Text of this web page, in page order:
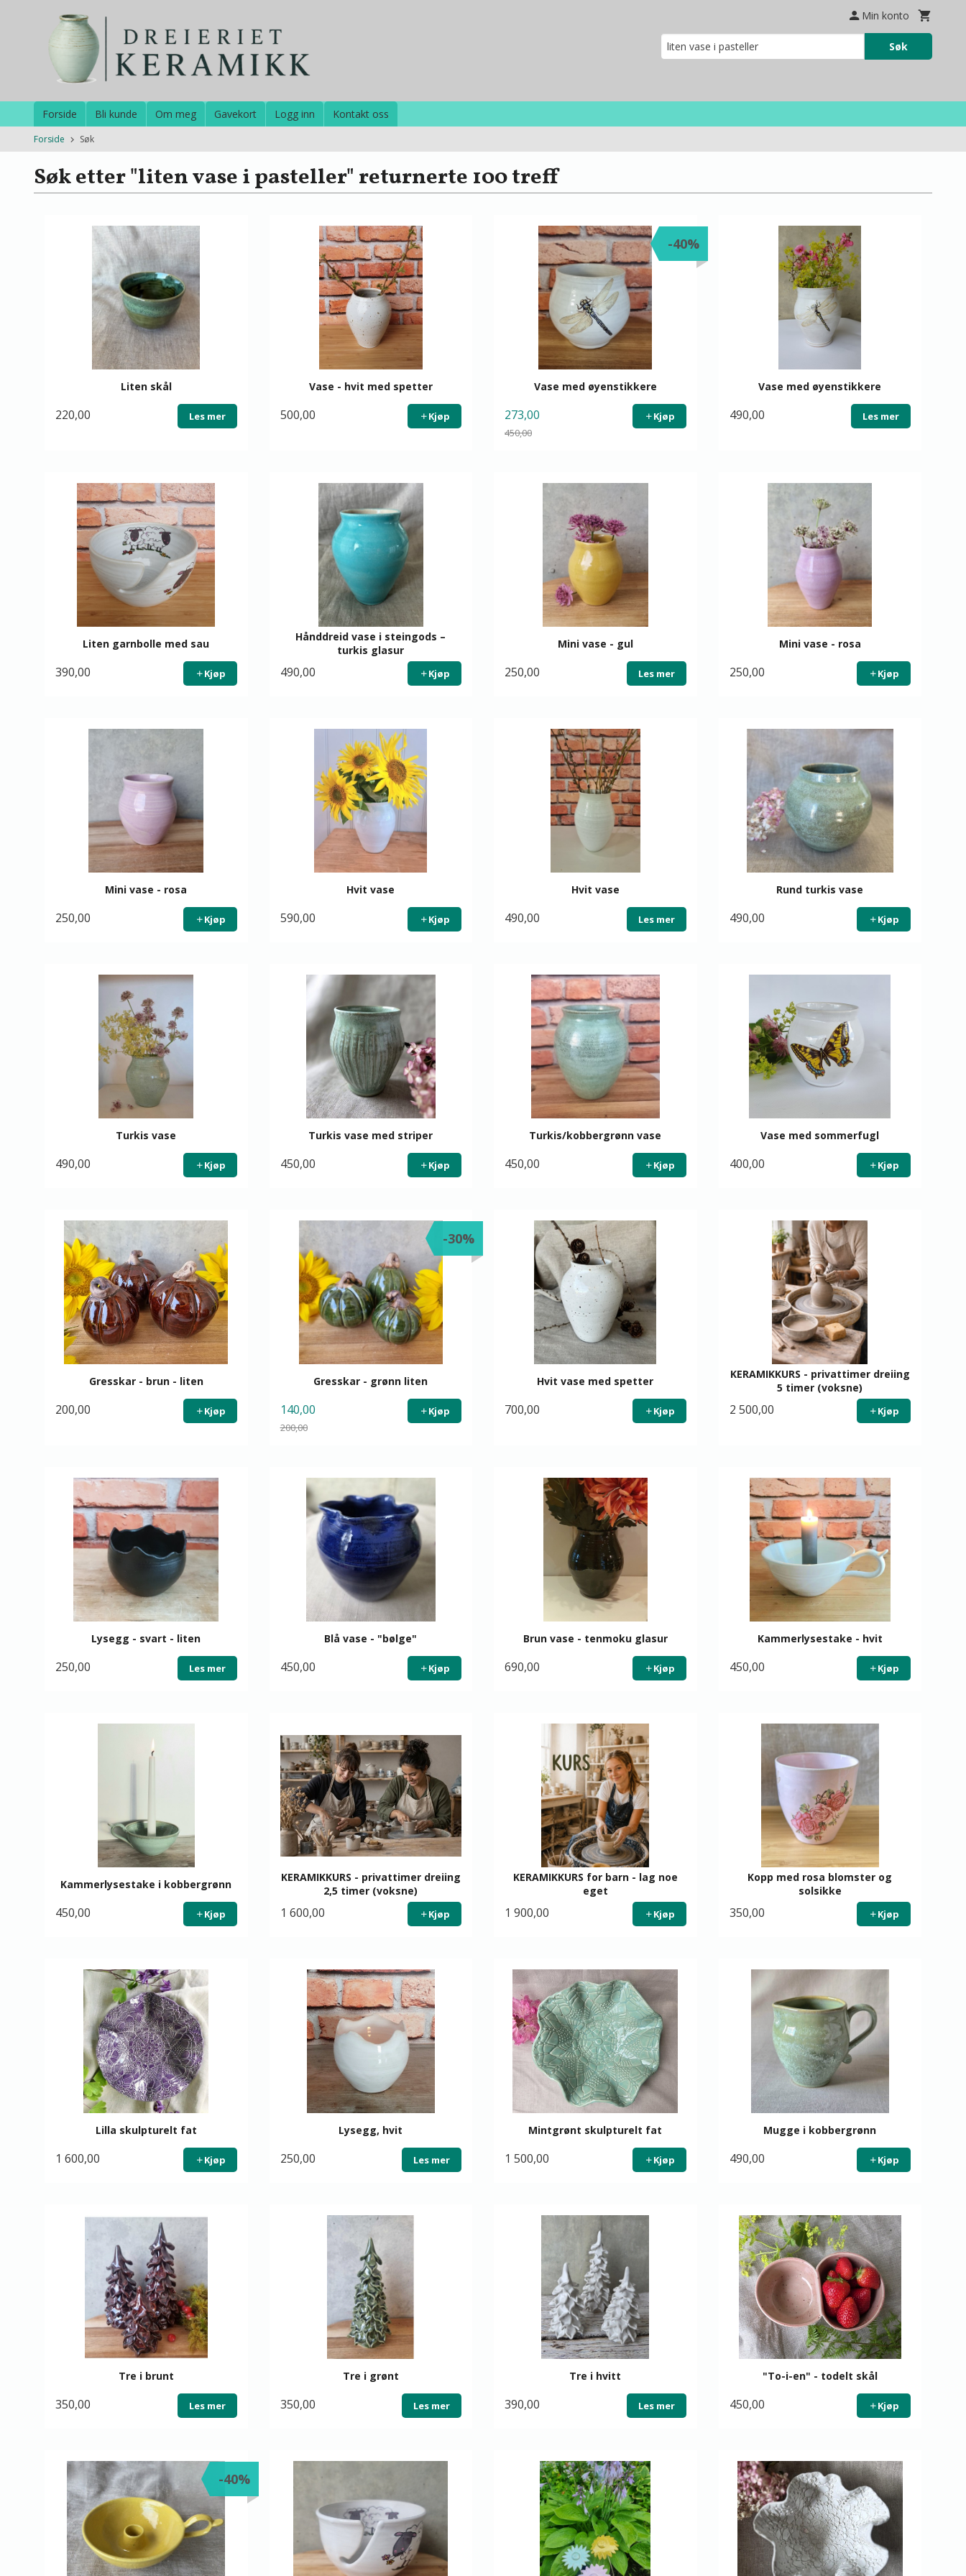
innholdet
Min konto
Søk
Forside Bli kunde Om meg Gavekort Logg inn Kontakt oss
Forside Søk
Søk etter "liten vase i pasteller" returnerte 100 treff
Liten skål
220,00 Les mer
Vase - hvit med spetter
500,00 Kjøp
Vase med øyenstikkere
273,00
450,00
-40%
Kjøp
Vase med øyenstikkere
490,00 Les mer
Liten garnbolle med sau
390,00 Kjøp
Hånddreid vase i steingods –
turkis glasur
490,00 Kjøp
Mini vase - gul
250,00 Les mer
Mini vase - rosa
250,00 Kjøp
Mini vase - rosa
250,00 Kjøp
Hvit vase
590,00 Kjøp
Hvit vase
490,00 Les mer
Rund turkis vase
490,00 Kjøp
Turkis vase
490,00 Kjøp
Turkis vase med striper
450,00 Kjøp
Turkis/kobbergrønn vase
450,00 Kjøp
Vase med sommerfugl
400,00 Kjøp
Gresskar - brun - liten
200,00 Kjøp
Gresskar - grønn liten
140,00
200,00
-30%
Kjøp
Hvit vase med spetter
700,00 Kjøp
KERAMIKKURS - privattimer dreiing
5 timer (voksne)
2 500,00 Kjøp
Lysegg - svart - liten
250,00 Les mer
Blå vase - "bølge"
450,00 Kjøp
Brun vase - tenmoku glasur
690,00 Kjøp
Kammerlysestake - hvit
450,00 Kjøp
Kammerlysestake i kobbergrønn
450,00 Kjøp
KERAMIKKURS - privattimer dreiing
2,5 timer (voksne)
1 600,00 Kjøp
KERAMIKKURS for barn - lag noe
eget
1 900,00 Kjøp
Kopp med rosa blomster og
solsikke
350,00 Kjøp
Lilla skulpturelt fat
1 600,00 Kjøp
Lysegg, hvit
250,00 Les mer
Mintgrønt skulpturelt fat
1 500,00 Kjøp
Mugge i kobbergrønn
490,00 Kjøp
Tre i brunt
350,00 Les mer
Tre i grønt
350,00 Les mer
Tre i hvitt
390,00 Les mer
"To-i-en" - todelt skål
450,00 Kjøp
-40%